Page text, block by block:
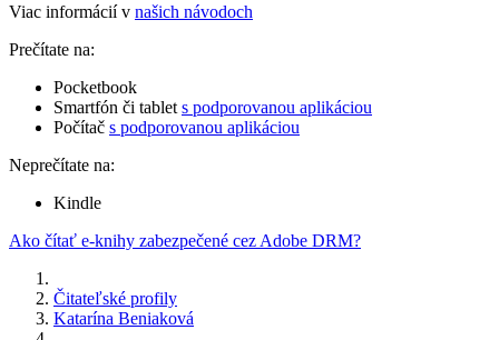
Viac informácií v našich návodoch
Prečítate na:
Pocketbook
Smartfón či tablet s podporovanou aplikáciou
Počítač s podporovanou aplikáciou
Neprečítate na:
Kindle
Ako čítať e-knihy zabezpečené cez Adobe DRM?
Čitateľské profily
Katarína Beniaková